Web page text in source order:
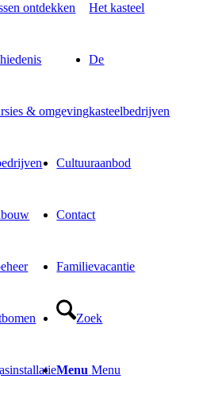
Het kasteel
ontdekken
& omgeving
De
kasteelbedrijven
Cultuuraanbod
Contact
Familievacantie
Zoek
Menu Menu